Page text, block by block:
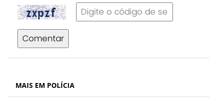
Comentar
MAIS EM POLÍCIA